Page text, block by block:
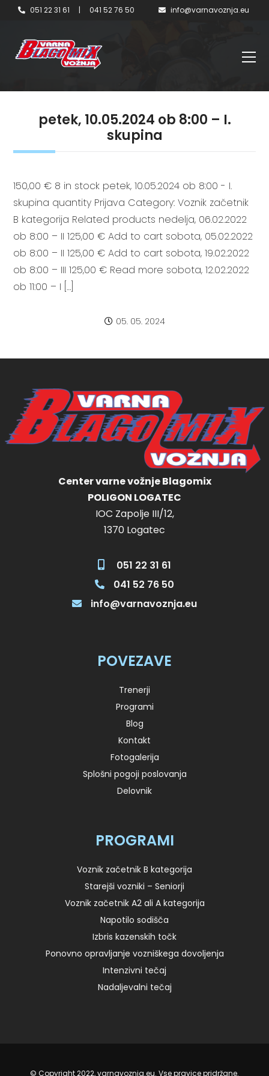
051 22 31 61 | 041 52 76 50 info@varnavoznja.eu
petek, 10.05.2024 ob 8:00 – I.
skupina
150,00 € 8 in stock petek, 10.05.2024 ob 8:00 - I.
skupina quantity Prijava Category: Voznik začetnik
B kategorija Related products nedelja, 06.02.2022
ob 8:00 – II 125,00 € Add to cart sobota, 05.02.2022
ob 8:00 – II 125,00 € Add to cart sobota, 19.02.2022
ob 8:00 – III 125,00 € Read more sobota, 12.02.2022
ob 11:00 – I […]
05. 05. 2024
Center varne vožnje Blagomix
POLIGON LOGATEC
IOC Zapolje III/12,
1370 Logatec
051 22 31 61
041 52 76 50
info@varnavoznja.eu
POVEZAVE
Trenerji
Programi
Blog
Kontakt
Fotogalerija
Splošni pogoji poslovanja
Delovnik
PROGRAMI
Voznik začetnik B kategorija
Starejši vozniki – Seniorji
Voznik začetnik A2 ali A kategorija
Napotilo sodišča
Izbris kazenskih točk
Ponovno opravljanje vozniškega dovoljenja
Intenzivni tečaj
Nadaljevalni tečaj
© Copyright 2022, varnavoznja.eu. Vse pravice pridržane.